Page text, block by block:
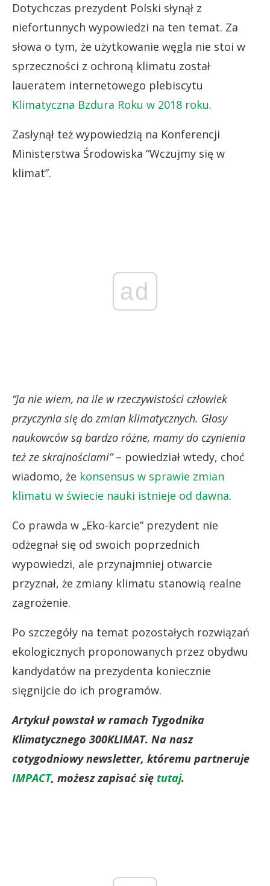
Dotychczas prezydent Polski słynął z
niefortunnych wypowiedzi na ten temat. Za
słowa o tym, że użytkowanie węgla nie stoi w
sprzeczności z ochroną klimatu został
laueratem internetowego plebiscytu
Klimatyczna Bzdura Roku w 2018 roku.
Zasłynął też wypowiedzią na Konferencji
Ministerstwa Środowiska “Wczujmy się w
klimat”.
ad
“Ja nie wiem, na ile w rzeczywistości człowiek
przyczynia się do zmian klimatycznych. Głosy
naukowców są bardzo różne, mamy do czynienia
też ze skrajnościami”– powiedział wtedy, choć
wiadomo, że konsensus w sprawie zmian
klimatu w świecie nauki istnieje od dawna.
Co prawda w „Eko-karcie” prezydent nie
odżegnał się od swoich poprzednich
wypowiedzi, ale przynajmniej otwarcie
przyznał, że zmiany klimatu stanowią realne
zagrożenie.
Po szczegóły na temat pozostałych rozwiązań
ekologicznych proponowanych przez obydwu
kandydatów na prezydenta koniecznie
sięgnijcie do ich programów.
Artykuł powstał w ramach Tygodnika
Klimatycznego 300KLIMAT. Na nasz
cotygodniowy newsletter, któremu partneruje
IMPACT, możesz zapisać się tutaj.